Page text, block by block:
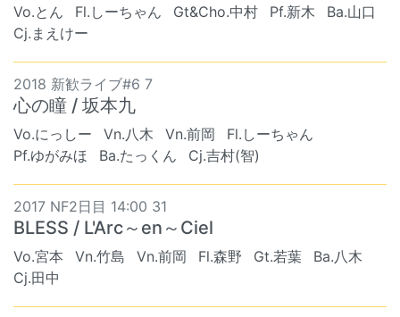
Vo.とん Fl.しーちゃん Gt&Cho.中村 Pf.新木
Ba.山口
Cj.まえけー
2018 新歓ライブ#6 7
心の瞳 / 坂本九
Vo.にっしー Vn.八木 Vn.前岡
Fl.しーちゃん
Pf.ゆがみほ
Ba.たっくん Cj.吉村(智)
2017 NF2日目 14:00 31
BLESS / L'Arc～en～Ciel
Vo.宮本 Vn.竹島 Vn.前岡 Fl.森野 Gt.若葉
Ba.八木
Cj.田中